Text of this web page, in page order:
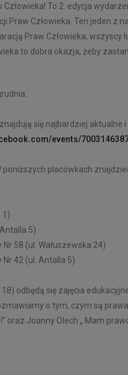
To 2. edycja
Praw Człowieka. Ten jeden z
Praw Człowieka, wszyscy
to dobra okazja, żeby
się najbardziej aktualne
events/
poniższych placówkach
1)
5)
58 (ul. Wałuszewska 24)
Nr 42 (ul. Antalla 5)
18) odbędą się zajęcia
o tym, czym są
oraz Joanny Olech „ Mam